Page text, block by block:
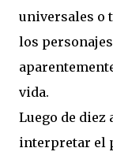
universales o
los
vida.
Luego de diez
interpretar el